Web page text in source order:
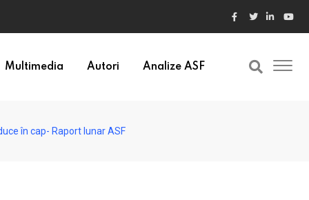
din Bulgaria au valori cu 30% mai mari
Multimedia Autori Analize ASF
în cap- Raport lunar ASF